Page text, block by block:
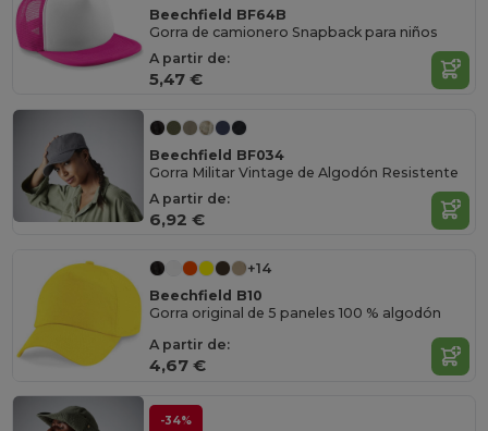
Beechfield BF64B
Gorra de camionero Snapback para niños
A partir de:
5,47 €
Beechfield BF034
Gorra Militar Vintage de Algodón Resistente
A partir de:
6,92 €
+14
Beechfield B10
Gorra original de 5 paneles 100 % algodón
A partir de:
4,67 €
-34%